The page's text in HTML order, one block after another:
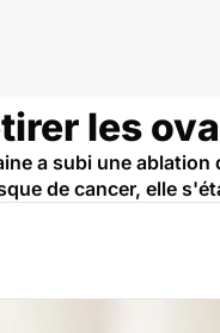
les
a subi une
de cancer, elle